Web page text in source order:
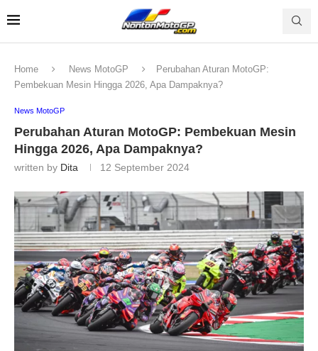
Home News MotoGP
Perubahan Aturan MotoGP:
Pembekuan Mesin Hingga 2026, Apa Dampaknya?
News MotoGP
Perubahan Aturan MotoGP: Pembekuan Mesin
Hingga 2026, Apa Dampaknya?
written by Dita 12 September 2024